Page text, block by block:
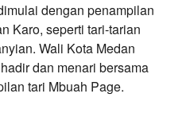
dengan penampilan
Karo, seperti tari-tarian
Wali Kota Medan
dan menari bersama
tari Mbuah Page.